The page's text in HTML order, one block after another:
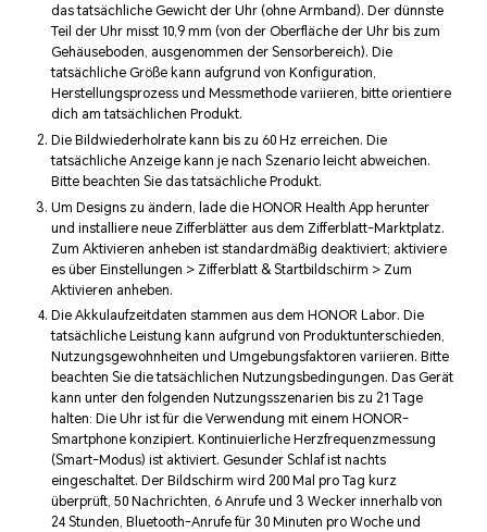
das tatsächliche Gewicht der Uhr (ohne Armband). Der dünnste
Teil der Uhr misst 10,9 mm (von der Oberfläche der Uhr bis zum
Gehäuseboden, ausgenommen der Sensorbereich). Die
tatsächliche Größe kann aufgrund von Konfiguration,
Herstellungsprozess und Messmethode variieren, bitte orientiere
dich am tatsächlichen Produkt.
Die Bildwiederholrate kann bis zu 60 Hz erreichen. Die
tatsächliche Anzeige kann je nach Szenario leicht abweichen.
Bitte beachten Sie das tatsächliche Produkt.
Um Designs zu ändern, lade die HONOR Health App herunter
und installiere neue Zifferblätter aus dem Zifferblatt-Marktplatz.
Zum Aktivieren anheben ist standardmäßig deaktiviert; aktiviere
es über Einstellungen > Zifferblatt & Startbildschirm > Zum
Aktivieren anheben.
Die Akkulaufzeitdaten stammen aus dem HONOR Labor. Die
tatsächliche Leistung kann aufgrund von Produktunterschieden,
Nutzungsgewohnheiten und Umgebungsfaktoren variieren. Bitte
beachten Sie die tatsächlichen Nutzungsbedingungen. Das Gerät
kann unter den folgenden Nutzungsszenarien bis zu 21 Tage
halten: Die Uhr ist für die Verwendung mit einem HONOR-
Smartphone konzipiert. Kontinuierliche Herzfrequenzmessung
(Smart-Modus) ist aktiviert. Gesunder Schlaf ist nachts
eingeschaltet. Der Bildschirm wird 200 Mal pro Tag kurz
überprüft, 50 Nachrichten, 6 Anrufe und 3 Wecker innerhalb von
24 Stunden, Bluetooth-Anrufe für 30 Minuten pro Woche und